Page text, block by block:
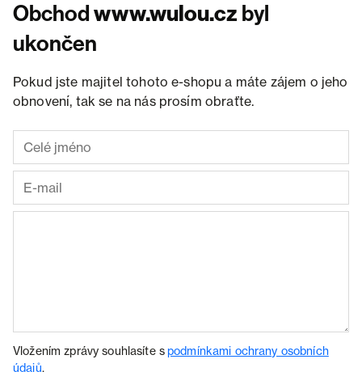
Obchodwww.wulou.cz byl
ukončen
Pokud jste majitel tohoto e-shopu a máte zájem o jeho
obnovení, tak se na nás prosím obraťte.
Vložením zprávy souhlasíte spodmínkami ochrany osobních
údajů.